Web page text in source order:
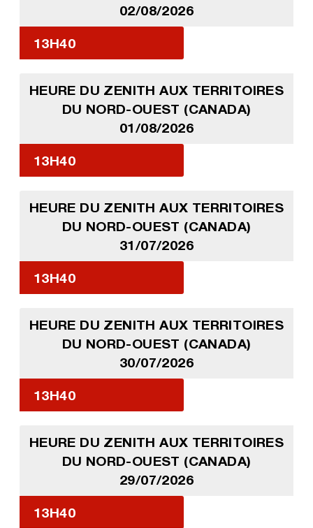
02/08/2026
13H40
HEURE DU ZENITH AUX TERRITOIRES
DU NORD-OUEST (CANADA)
01/08/2026
13H40
HEURE DU ZENITH AUX TERRITOIRES
DU NORD-OUEST (CANADA)
31/07/2026
13H40
HEURE DU ZENITH AUX TERRITOIRES
DU NORD-OUEST (CANADA)
30/07/2026
13H40
HEURE DU ZENITH AUX TERRITOIRES
DU NORD-OUEST (CANADA)
29/07/2026
13H40